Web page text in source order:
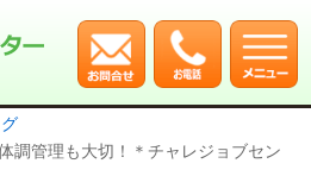
調管理も大切！＊チャレジョブセン